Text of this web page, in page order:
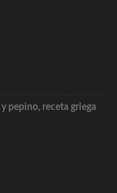
pepino, receta griega